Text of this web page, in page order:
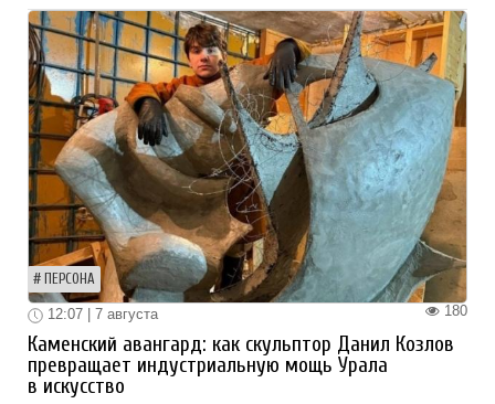
ПЕРСОНА
180
12:07 | 7 августа
Каменский авангард: как скульптор Данил Козлов
превращает индустриальную мощь Урала
в искусство